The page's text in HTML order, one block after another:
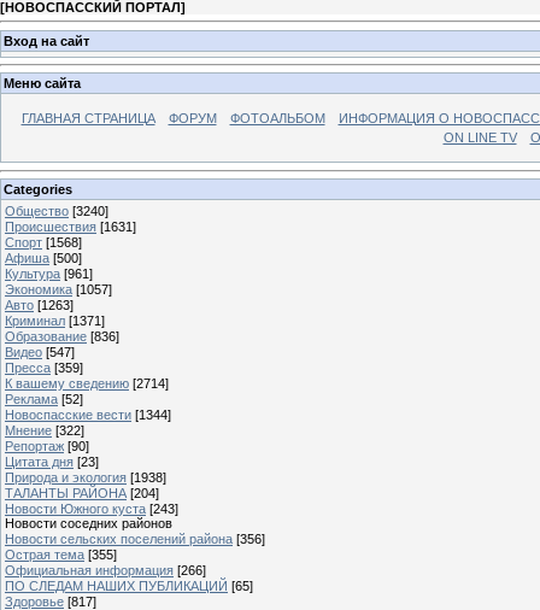
[НОВОСПАССКИЙ ПОРТАЛ]
Вход на сайт
Меню сайта
ГЛАВНАЯ СТРАНИЦА ФОРУМ ФОТОАЛЬБОМ
ИНФОРМАЦИЯ О
ON LINE TV
Categories
Общество [3240]
Происшествия [1631]
Спорт [1568]
Афиша [500]
Культура [961]
Экономика [1057]
Авто [1263]
Криминал [1371]
Образование [836]
Видео [547]
Пресса [359]
К вашему сведению [2714]
Реклама [52]
Новоспасские вести [1344]
Мнение [322]
Репортаж [90]
Цитата дня [23]
Природа и экология [1938]
ТАЛАНТЫ РАЙОНА [204]
Новости Южного куста [243]
Новости соседних районов
Новости сельских поселений района [356]
Острая тема [355]
Официальная информация [266]
ПО СЛЕДАМ НАШИХ ПУБЛИКАЦИЙ [65]
Здоровье [817]